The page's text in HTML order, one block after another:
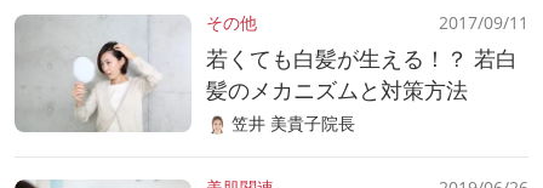
その他 2017/09/11
若くても白髪が生える！？ 若白
髪のメカニズムと対策方法
笠井 美貴子院長